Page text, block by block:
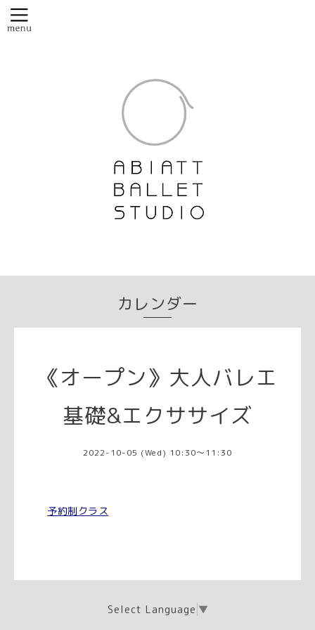
カレンダー
《オープン》大人バレエ
基礎&エクササイズ
2022-10-05 (Wed) 10:30～11:30
予約制クラス
Select Language ▼